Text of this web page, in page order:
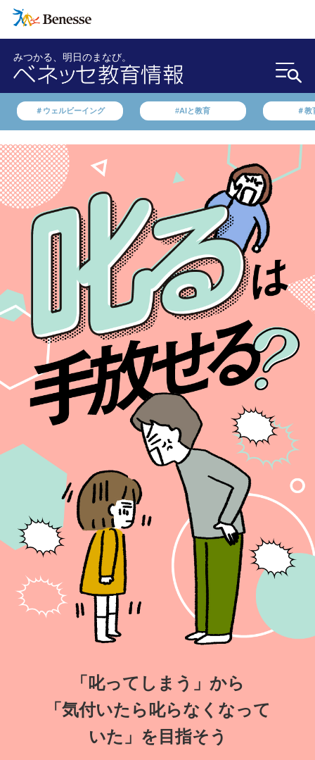
みつかる、明日のまなび。
＃ウェルビーイング #AIと教育 ＃教
「叱ってしまう」から
「気付いたら叱らなくなって
いた」を目指そう